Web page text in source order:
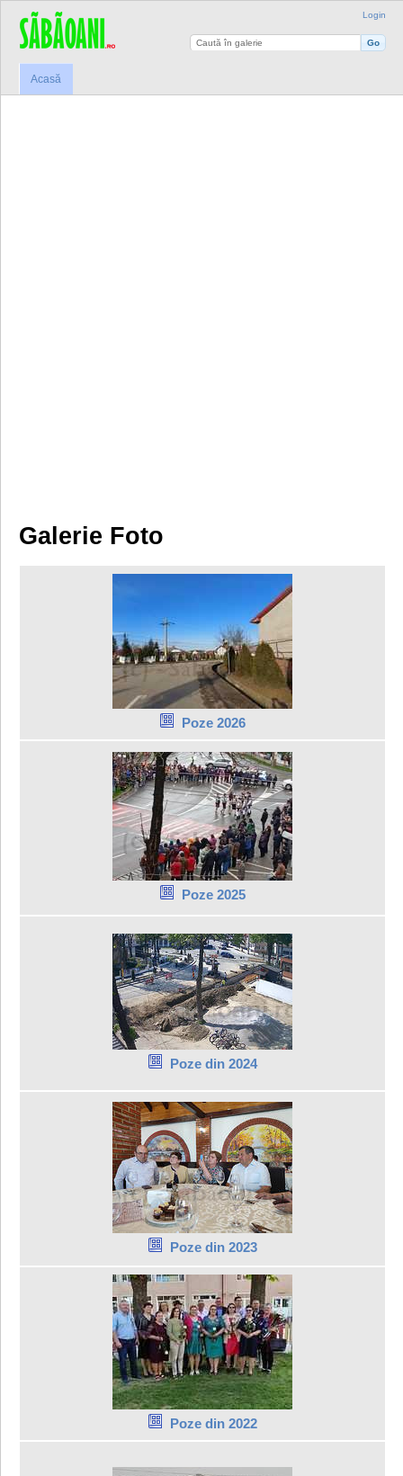
Login
Acasă
Galerie Foto
Poze 2026
Poze 2025
Poze din 2024
Poze din 2023
Poze din 2022